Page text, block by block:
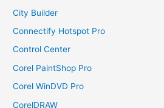
City Builder
Connectify Hotspot Pro
Control Center
Corel PaintShop Pro
Corel WinDVD Pro
CorelDRAW